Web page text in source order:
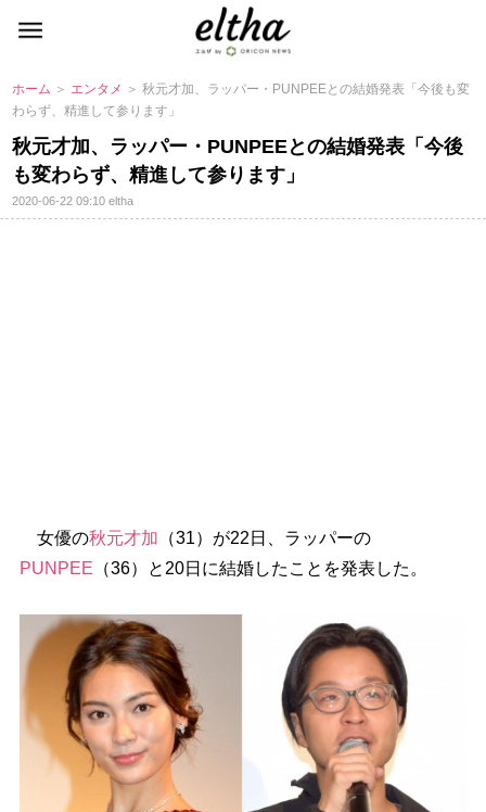
ホーム ＞ エンタメ ＞ 秋元才加、ラッパー・PUNPEEとの結婚発表「今後も変
わらず、精進して参ります」
秋元才加、ラッパー・PUNPEEとの結婚発表「今後
も変わらず、精進して参ります」
2020-06-22 09:10eltha
女優の秋元才加 （31）が22日、ラッパーの
PUNPEE （36）と20日に結婚したことを発表した。